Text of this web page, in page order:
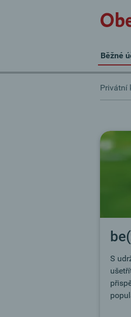
Běžné
Privátní
S